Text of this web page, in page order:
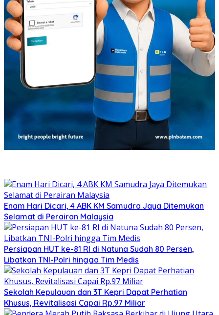
Enam Hari Dicari, 4 ABK KM Samudra Jaya Ditemukan
Selamat di Perairan Malaysia
Persiapan HUT ke-81 RI di Natuna Sudah 80 Persen,
Libatkan TNI-Polri hingga Tim Medis
Sekolah Kepulauan dan 3T Kepri Dapat Perhatian
Khusus, Revitalisasi Capai Rp.97 Miliar